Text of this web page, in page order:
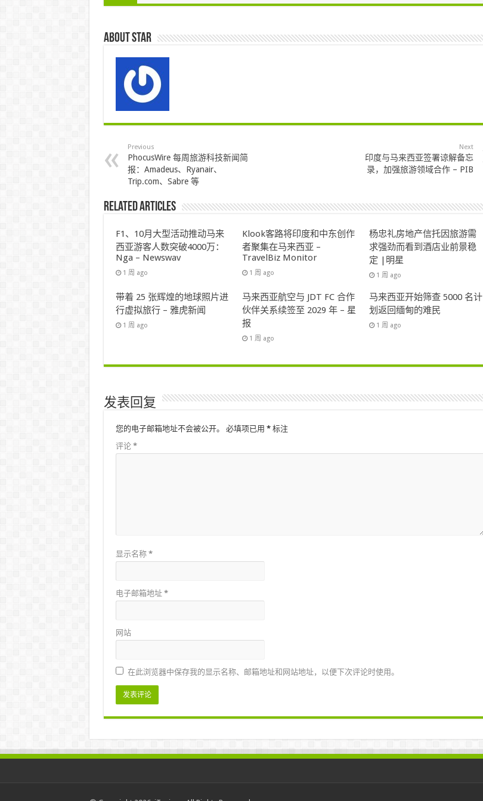
About star
Previous
PhocusWire 每周旅游科技新闻简
报：Amadeus、Ryanair、
Trip.com、Sabre 等
Next
印度与马来西亚签署谅解备忘
录，加强旅游领域合作 – PIB
Related Articles
F1、10月大型活动推动马来
西亚游客人数突破4000万：
Nga – Newswav
1 周 ago
Klook客路将印度和中东创作
者聚集在马来西亚 –
TravelBiz Monitor
1 周 ago
杨忠礼房地产信托因旅游需
求强劲而看到酒店业前景稳
定 |明星
1 周 ago
带着 25 张辉煌的地球照片进
行虚拟旅行 – 雅虎新闻
1 周 ago
马来西亚航空与 JDT FC 合作
伙伴关系续签至 2029 年 – 星
报
1 周 ago
马来西亚开始筛查 5000 名计
划返回缅甸的难民
1 周 ago
发表回复
您的电子邮箱地址不会被公开。 必填项已用 *标注
评论 *
显示名称 *
电子邮箱地址 *
网站
在此浏览器中保存我的显示名称、邮箱地址和网站地址，以便下次评论时使用。